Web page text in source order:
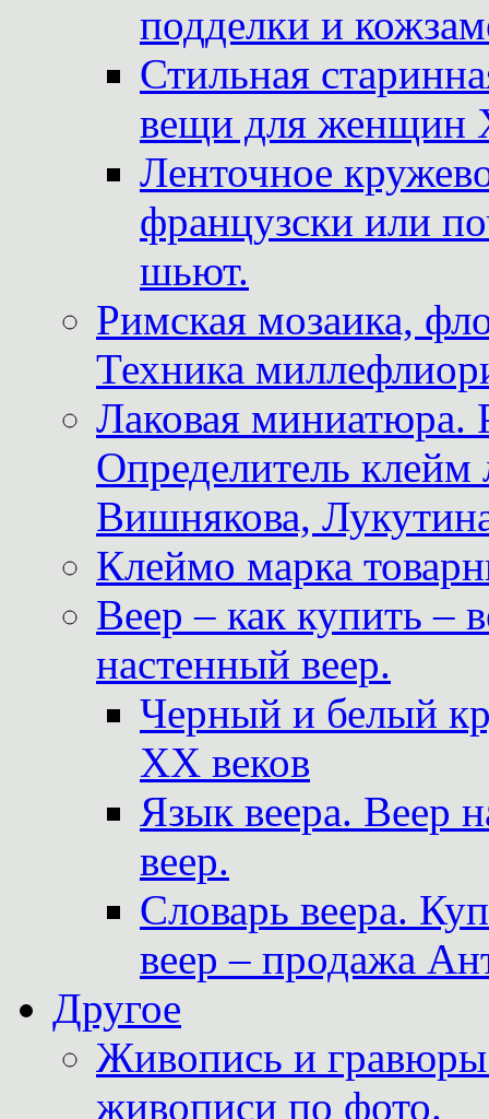
подделки и
Стильная
вещи для женщин
Ленточное
французски или
шьют.
Римская мозаика,
Техника
Лаковая миниатюра.
Определитель
Вишнякова,
Клеймо марка
Веер – как купить –
настенный веер.
Черный и белый
XX веков
Язык веера. Веер
веер.
Словарь веера.
веер – продажа
Другое
Живопись и
живописи по фото.